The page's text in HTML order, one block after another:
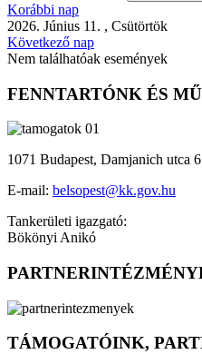
Korábbi nap
2026. Június 11. , Csütörtök
Következő nap
Nem találhatóak események
FENNTARTÓNK ÉS
1071 Budapest, Damjanich utca
E-mail: belsopest@kk.gov.hu
Tankerületi igazgató:
Bökönyi Anikó
TÁMOGATÓINK,